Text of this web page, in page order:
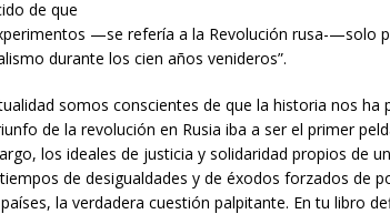
de que
—se refería a la Revolución rusa-—solo
durante los cien años venideros”.
somos conscientes de que la historia nos
de la revolución en Rusia iba a ser el primer
los ideales de justicia y solidaridad propios de
de desigualdades y de éxodos forzados de
la verdadera cuestión palpitante. En tu libro